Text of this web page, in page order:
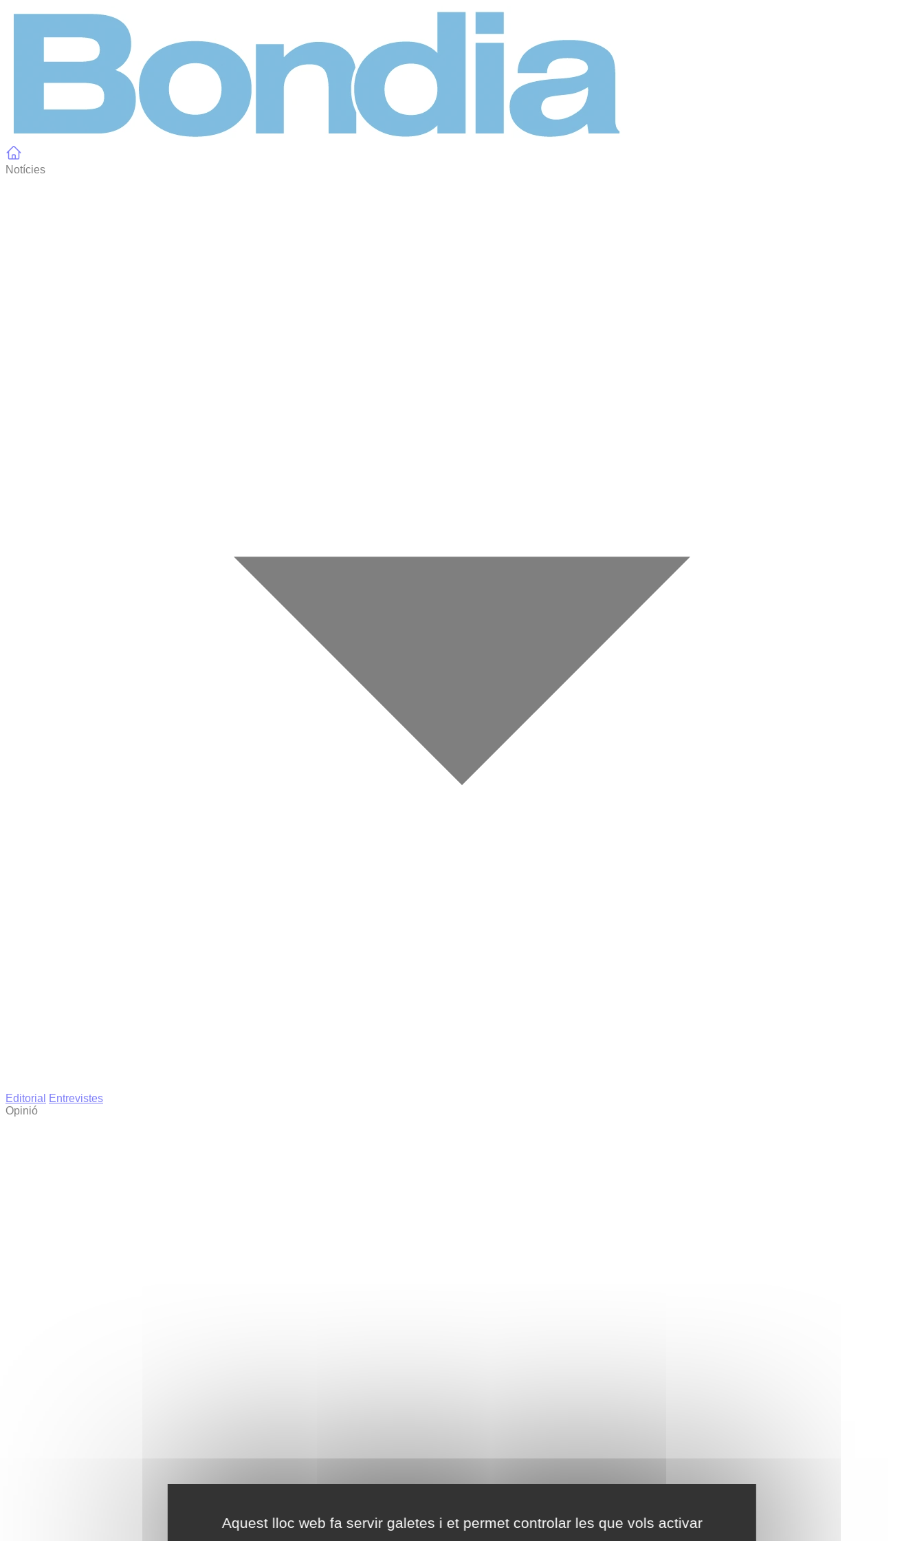
Aquest lloc web fa servir galetes i et permet controlar les que vols activar
Notícies
Editorial
Entrevistes
Opinió